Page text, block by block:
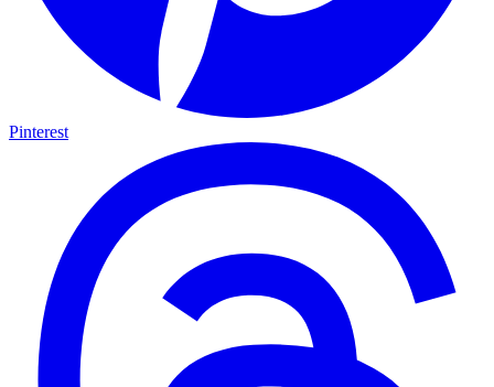
Pinterest